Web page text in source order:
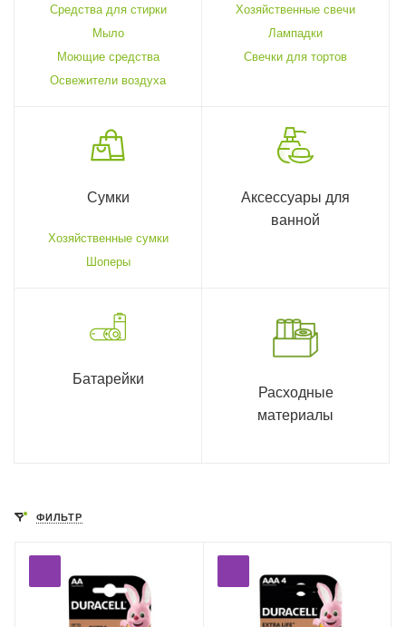
Средства для стирки
Мыло
Моющие средства
Освежители воздуха
Хозяйственные свечи
Лампадки
Свечки для тортов
Сумки
Хозяйственные сумки
Шоперы
Аксессуары для
ванной
Батарейки
Расходные
материалы
ФИЛЬТР